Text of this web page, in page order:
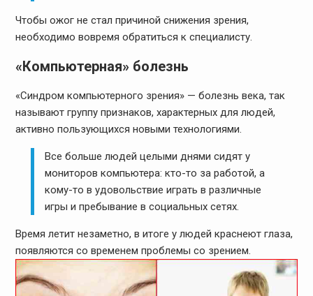
Чтобы ожог не стал причиной снижения зрения,
необходимо вовремя обратиться к специалисту.
«Компьютерная» болезнь
«Синдром компьютерного зрения» — болезнь века, так
называют группу признаков, характерных для людей,
активно пользующихся новыми технологиями.
Все больше людей целыми днями сидят у
мониторов компьютера: кто-то за работой, а
кому-то в удовольствие играть в различные
игры и пребывание в социальных сетях.
Время летит незаметно, в итоге у людей краснеют глаза,
появляются со временем проблемы со зрением.